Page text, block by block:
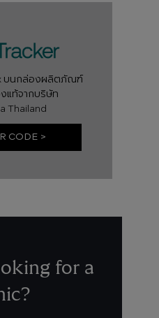
บนกล่องผลิตภัณฑ์
แท้จากบริษัท
Thailand
CODE >
for a